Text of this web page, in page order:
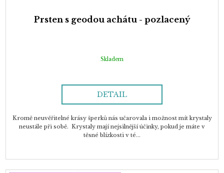
Prsten s geodou achátu - pozlacený
Skladem
DETAIL
Kromě neuvěřitelné krásy šperků nás učarovala i možnost mít krystaly
neustále při sobě. Krystaly mají nejsilnější účinky, pokud je máte v
těsné blízkosti v té...